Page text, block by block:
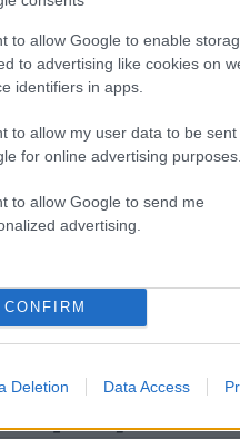
to allow Google to enable
to advertising like cookies on
identifiers in apps.
to allow my user data to be sent
for online advertising purposes.
to allow Google to send me
advertising.
CONFIRM
Deletion Data Access
. Το site προστατεύεται από
&Όροι Χρήσηςτης
Μακρο-οικονομία
ΑΝΕΡΓΟΙ
το Νewsit.gr στο